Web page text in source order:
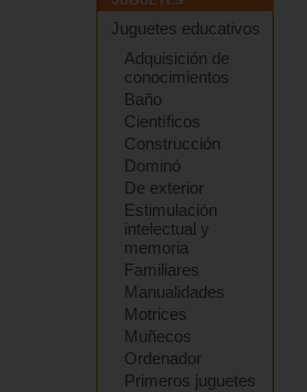
Juguetes educativos
Adquisición de
conocimientos
Baño
Científicos
Construcción
Dominó
De exterior
Estimulación
intelectual y
memoria
Familiares
Manualidades
Motrices
Muñecos
Ordenador
Primeros juguetes